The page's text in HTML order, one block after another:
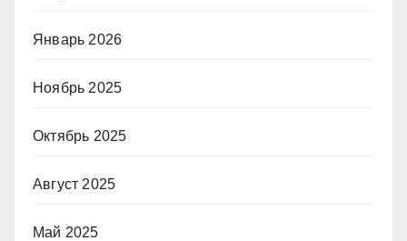
Январь 2026
Ноябрь 2025
Октябрь 2025
Август 2025
Май 2025